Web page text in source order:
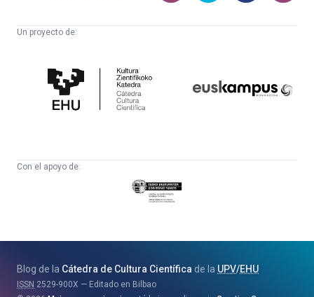
Un proyecto de:
Cultura
Científica
Con el apoyo de:
Eusko
Jaurlaritza
eta
Berrikuntza
Blog de la Cátedra de Cultura Científica de la UPV/EHU
ISSN 2529-900X
Editado en Bilbao